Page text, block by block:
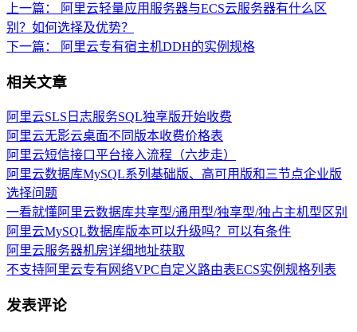
上一篇：
阿里云轻量应用服务器与ECS云服务器有什么区
别？如何选择及优势？
下一篇：
阿里云专有宿主机DDH的实例规格
相关文章
阿里云SLS日志服务SQL独享版开始收费
阿里云无影云桌面不同版本收费价格表
阿里云短信接口平台接入流程（六步走）
阿里云数据库MySQL系列基础版、高可用版和三节点企业版
选择问题
一看就懂阿里云数据库共享型/通用型/独享型/独占主机型区别
阿里云MySQL数据库版本可以升级吗？可以有条件
阿里云服务器机房详细地址获取
不支持阿里云专有网络VPC自定义路由表ECS实例规格列表
发表评论